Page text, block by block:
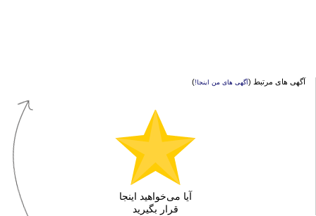
آگهی های مرتبط (آگهی های من اینجا!)
آیا می‌خواهید اینجا
قرار بگیرید